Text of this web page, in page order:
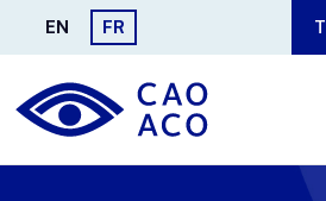
Aller
EN FR